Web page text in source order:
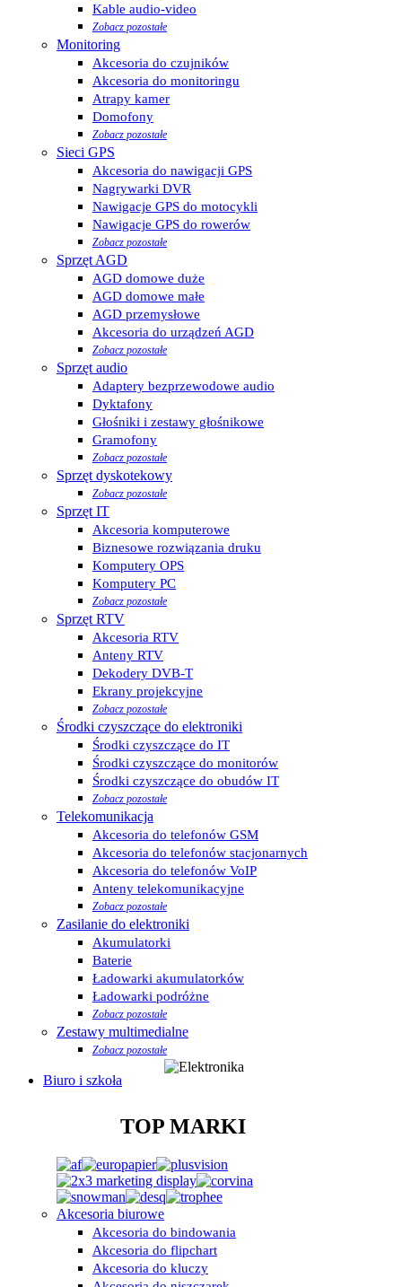
Kable audio-video
Zobacz pozostałe
Monitoring
Akcesoria do czujników
Akcesoria do monitoringu
Atrapy kamer
Domofony
Zobacz pozostałe
Sieci GPS
Akcesoria do nawigacji GPS
Nagrywarki DVR
Nawigacje GPS do motocykli
Nawigacje GPS do rowerów
Zobacz pozostałe
Sprzęt AGD
AGD domowe duże
AGD domowe małe
AGD przemysłowe
Akcesoria do urządzeń AGD
Zobacz pozostałe
Sprzęt audio
Adaptery bezprzewodowe audio
Dyktafony
Głośniki i zestawy głośnikowe
Gramofony
Zobacz pozostałe
Sprzęt dyskotekowy
Zobacz pozostałe
Sprzęt IT
Akcesoria komputerowe
Biznesowe rozwiązania druku
Komputery OPS
Komputery PC
Zobacz pozostałe
Sprzęt RTV
Akcesoria RTV
Anteny RTV
Dekodery DVB-T
Ekrany projekcyjne
Zobacz pozostałe
Środki czyszczące do elektroniki
Środki czyszczące do IT
Środki czyszczące do monitorów
Środki czyszczące do obudów IT
Zobacz pozostałe
Telekomunikacja
Akcesoria do telefonów GSM
Akcesoria do telefonów stacjonarnych
Akcesoria do telefonów VoIP
Anteny telekomunikacyjne
Zobacz pozostałe
Zasilanie do elektroniki
Akumulatorki
Baterie
Ładowarki akumulatorków
Ładowarki podróżne
Zobacz pozostałe
Zestawy multimedialne
Zobacz pozostałe
Biuro i szkoła
TOP MARKI
Akcesoria biurowe
Akcesoria do bindowania
Akcesoria do flipchart
Akcesoria do kluczy